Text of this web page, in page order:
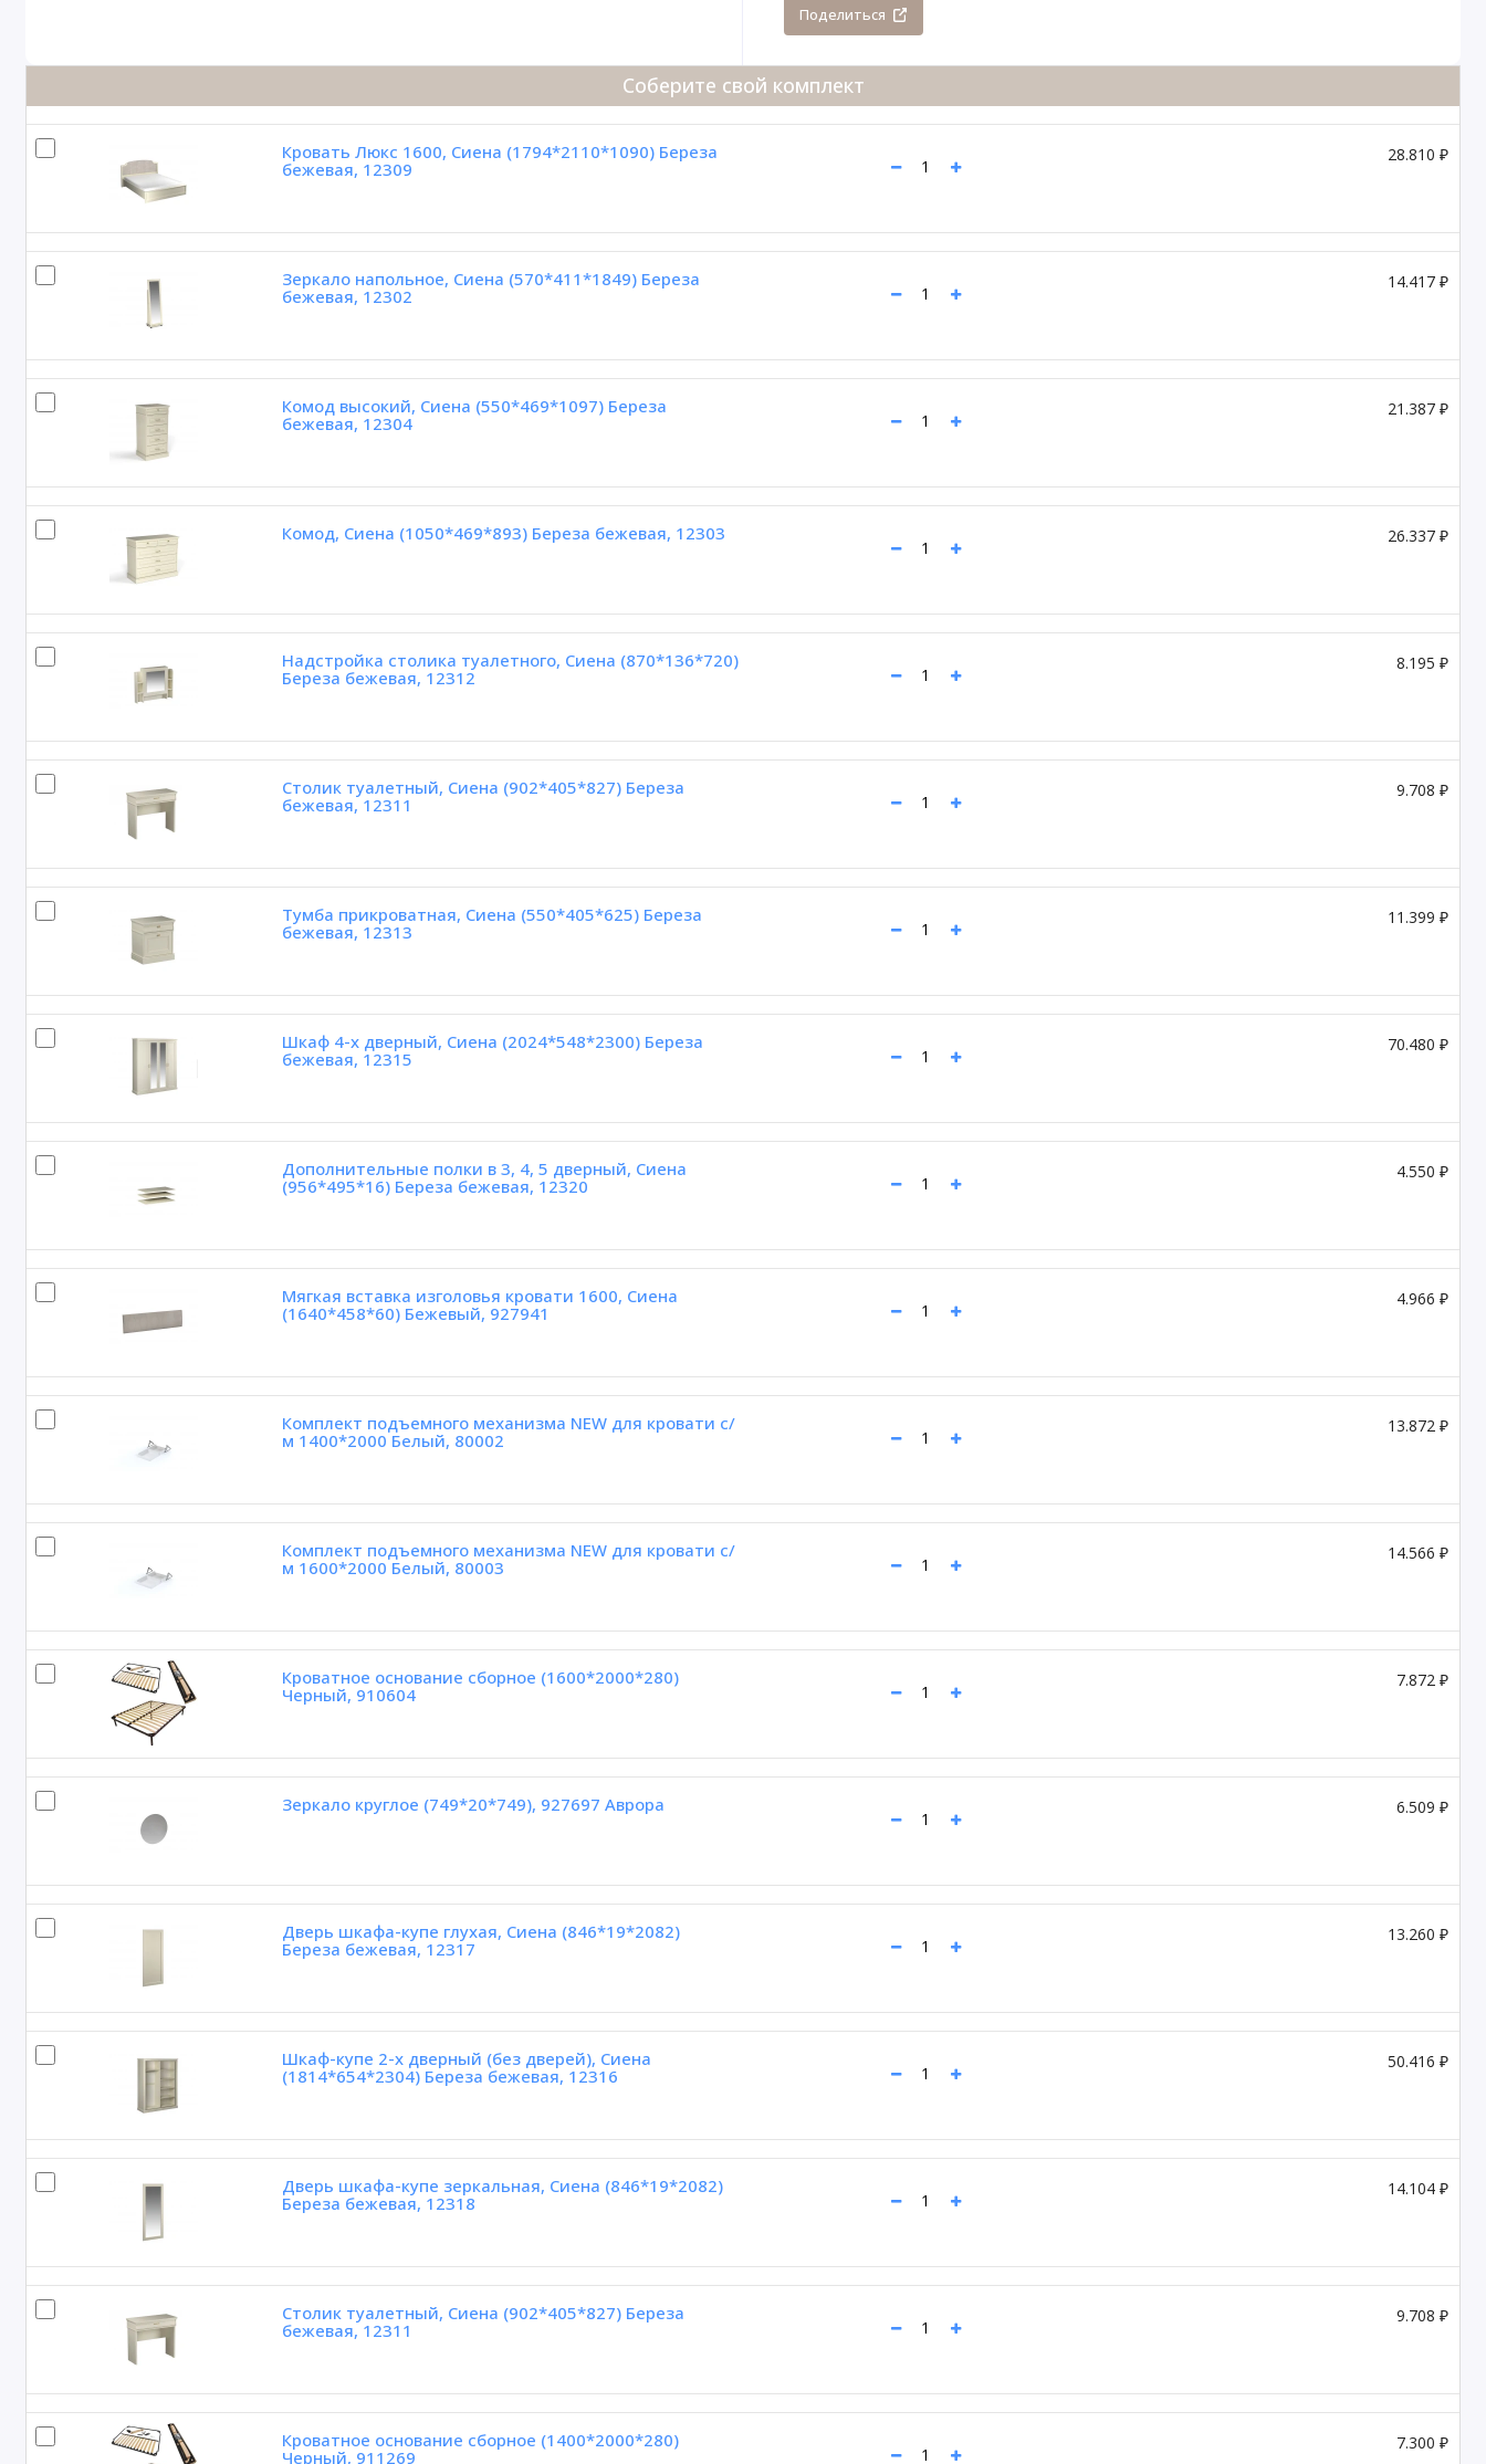
Поделиться
Соберите свой комплект
Кровать Люкс 1600, Сиена (1794*2110*1090) Береза
бежевая, 12309
28.810 ₽
Зеркало напольное, Сиена (570*411*1849) Береза
бежевая, 12302
14.417 ₽
Комод высокий, Сиена (550*469*1097) Береза
бежевая, 12304
21.387 ₽
Комод, Сиена (1050*469*893) Береза бежевая, 12303 26.337 ₽
Надстройка столика туалетного, Сиена (870*136*720)
Береза бежевая, 12312
8.195 ₽
Столик туалетный, Сиена (902*405*827) Береза
бежевая, 12311
9.708 ₽
Тумба прикроватная, Сиена (550*405*625) Береза
бежевая, 12313
11.399 ₽
Шкаф 4-х дверный, Сиена (2024*548*2300) Береза
бежевая, 12315
70.480 ₽
Дополнительные полки в 3, 4, 5 дверный, Сиена
(956*495*16) Береза бежевая, 12320
4.550 ₽
Мягкая вставка изголовья кровати 1600, Сиена
(1640*458*60) Бежевый, 927941
4.966 ₽
Комплект подъемного механизма NEW для кровати с/
м 1400*2000 Белый, 80002
13.872 ₽
Комплект подъемного механизма NEW для кровати с/
м 1600*2000 Белый, 80003
14.566 ₽
Кроватное основание сборное (1600*2000*280)
Черный, 910604
7.872 ₽
Зеркало круглое (749*20*749), 927697 Аврора 6.509 ₽
Дверь шкафа-купе глухая, Сиена (846*19*2082)
Береза бежевая, 12317
13.260 ₽
Шкаф-купе 2-х дверный (без дверей), Сиена
(1814*654*2304) Береза бежевая, 12316
50.416 ₽
Дверь шкафа-купе зеркальная, Сиена (846*19*2082)
Береза бежевая, 12318
14.104 ₽
Столик туалетный, Сиена (902*405*827) Береза
бежевая, 12311
9.708 ₽
Кроватное основание сборное (1400*2000*280)
Черный, 911269
7.300 ₽